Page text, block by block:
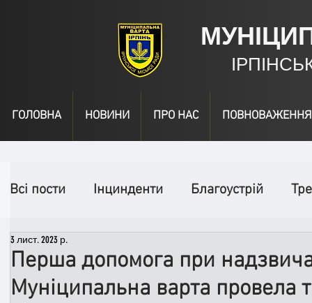
ГОЛОВНА НОВИНИ ПРО НАС ПОВНОВАЖЕННЯ
Всі пости Інцинденти Благоустрій
День народження
Перша допомога при
Муніципальна варта провела
3 лист. 2023 р.